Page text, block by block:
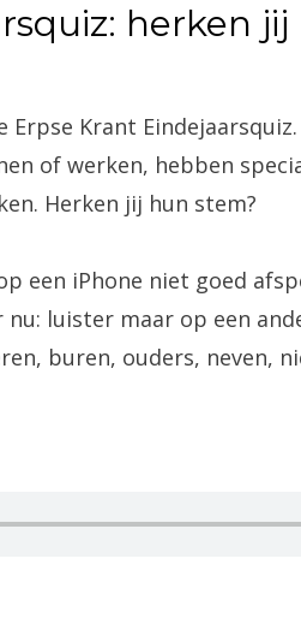
herken jij
Krant
of werken, hebben
Herken jij hun stem?
een iPhone niet goed
nu: luister maar op een
buren, ouders, neven,